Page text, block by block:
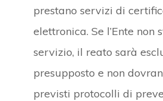
prestano servizi di
elettronica. Se l’Ente non
servizio, il reato sarà
presupposto e non
previsti protocolli di